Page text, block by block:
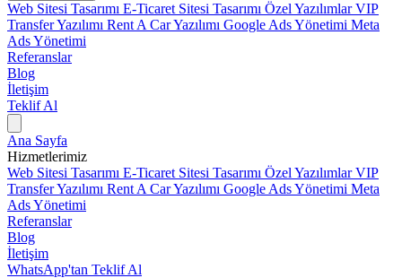
Web Sitesi Tasarımı E-Ticaret Sitesi Tasarımı Özel YazılımlarVIP
Transfer Yazılımı Rent A Car Yazılımı Google Ads Yönetimi Meta
Ads Yönetimi
Referanslar
Blog
İletişim
Teklif Al
Ana Sayfa
Hizmetlerimiz
Web Sitesi Tasarımı E-Ticaret Sitesi Tasarımı Özel YazılımlarVIP
Transfer Yazılımı Rent A Car Yazılımı Google Ads Yönetimi Meta
Ads Yönetimi
Referanslar
Blog
İletişim
WhatsApp'tan Teklif Al